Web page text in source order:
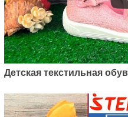
Детская текстильная